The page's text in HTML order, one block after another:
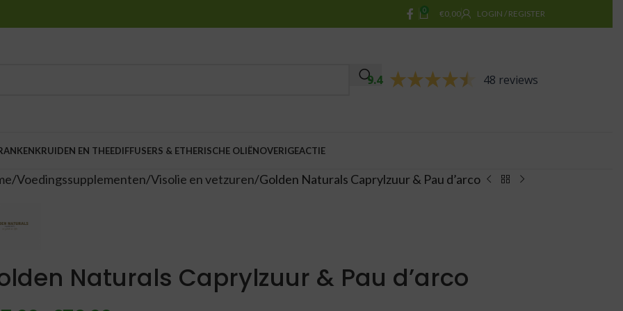
0 €0,00 LOGIN / REGISTER
9.4 48 reviews
KRUIDEN EN THEEDIFFUSERS & ETHERISCHE OLIËNOVERIGEACTIE
Voedingssupplementen Visolie en vetzuren Golden Naturals Caprylzuur & Pau d’arco
Naturals Caprylzuur & Pau d’arco